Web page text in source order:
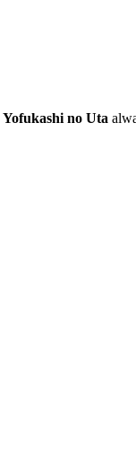
Yofukashi no Uta